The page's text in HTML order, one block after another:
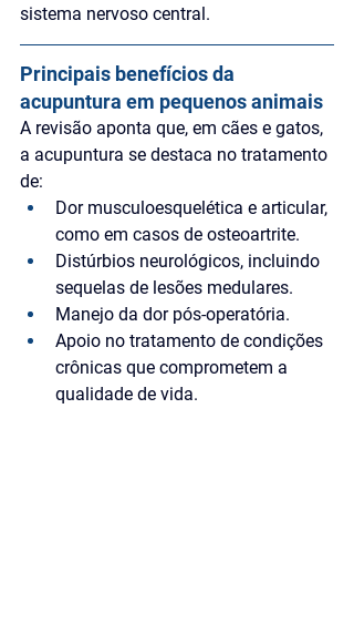
sistema nervoso central.
Principais benefícios da
acupuntura em pequenos animais
A revisão aponta que, em cães e gatos,
a acupuntura se destaca no tratamento
de:
Dor musculoesquelética e articular,
como em casos de osteoartrite.
Distúrbios neurológicos, incluindo
sequelas de lesões medulares.
Manejo da dor pós-operatória.
Apoio no tratamento de condições
crônicas que comprometem a
qualidade de vida.